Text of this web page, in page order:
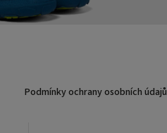
Podmínky ochrany osobních údajů